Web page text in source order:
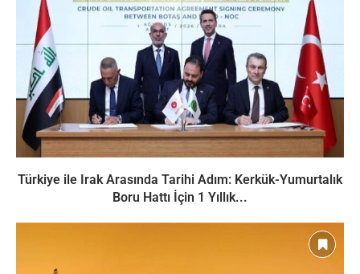
Türkiye ile Irak Arasında Tarihi Adım: Kerkük-Yumurtalık
Boru Hattı İçin 1 Yıllık...